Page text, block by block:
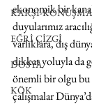
KARŞI-
EĞRİ ÇİZGİ
DOSYA
KÖK
ekonomik bir
duyularımız
varlıklara, dış
dikkat yoluyla da
önemli bir olgu bu
çalışmalar